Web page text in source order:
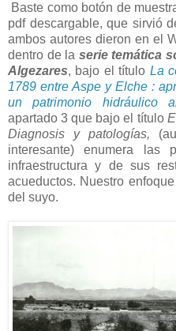
Baste como botón de
pdf descargable, que sirvió
ambos autores dieron en el
dentro de la serie temática
Algezares, bajo el título La
1789 entre Aspe y Elche :
un patrimonio hidráulico
apartado 3 que bajo el título
Diagnosis y patologías,
interesante) enumera las
infraestructura y de sus
acueductos. Nuestro
del suyo.